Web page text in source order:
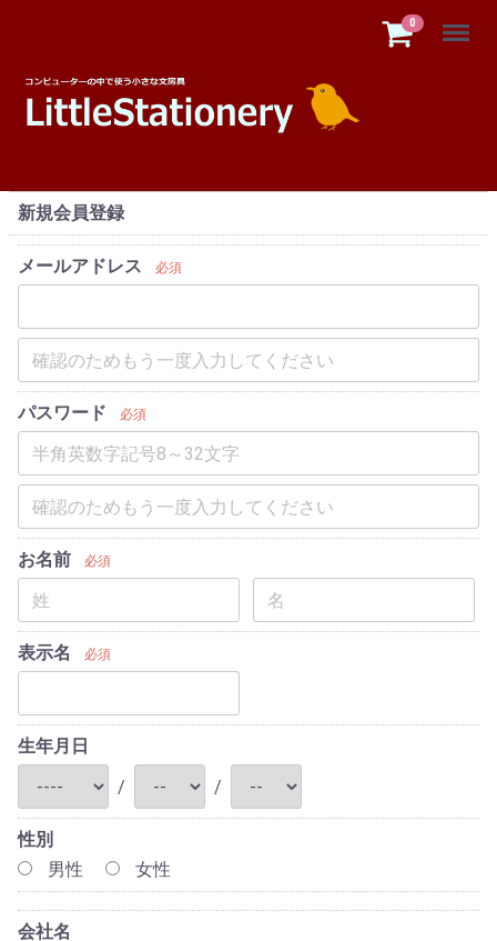
0 Menu
新規会員登録
メールアドレス 必須
パスワード 必須
お名前 必須
表示名 必須
生年月日
/
/
性別
男性
女性
会社名